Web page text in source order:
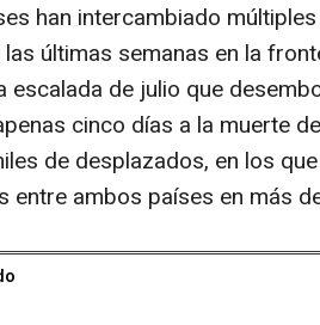
han intercambiado
últimas semanas en la
escalada de julio que
cinco días a la muerte
de desplazados, en los
entre ambos países en más